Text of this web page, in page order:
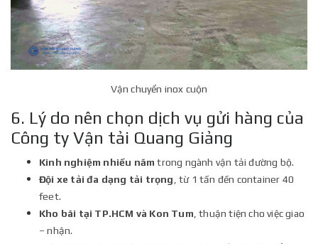
Vận chuyển inox cuộn
6. Lý do nên chọn dịch vụ gửi hàng của
Công ty Vận tải Quang Giảng
Kinh nghiệm nhiều năm trong ngành vận tải đường bộ.
Đội xe tải đa dạng tải trọng, từ 1 tấn đến container 40
feet.
Kho bãi tại TP.HCM và Kon Tum, thuận tiện cho việc giao
– nhận.